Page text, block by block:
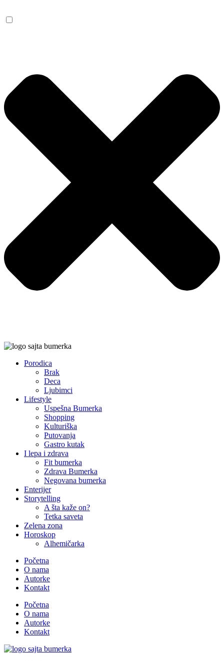
Porodica
Brak
Deca
Ljubimci
Lifestyle
Uspešna Bumerka
Shopping
Kulturiška
Putovanja
Gastro kutak
I lepa i zdrava
Fit bumerka
Zdrava Bumerka
Negovana bumerka
Enterijer
Storytelling
A šta kaže on?
Tetka saveta
Zelena zona
Horoskop
Alhemičarka
Početna
O nama
Autorke
Kontakt
Početna
O nama
Autorke
Kontakt